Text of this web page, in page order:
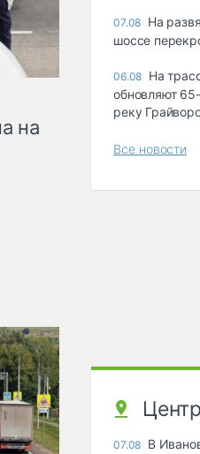
на
07.08 На
шоссе
06.08 На
обновляют
реку
Все новости
Центр
07.08 В